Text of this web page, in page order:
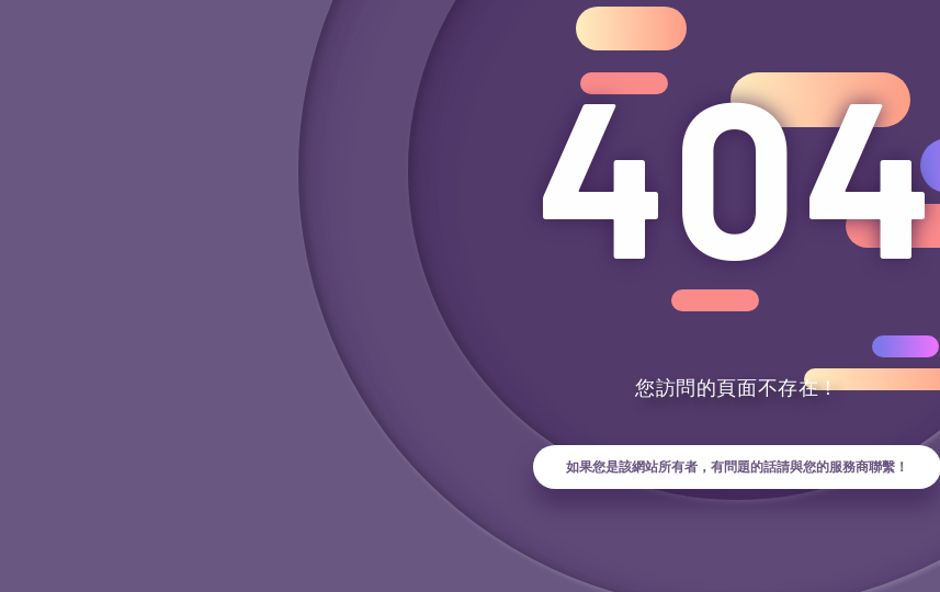
404
404
您訪問的頁面不存在！
如果您是該網站所有者，有問題的話請與您的服務商聯繫！